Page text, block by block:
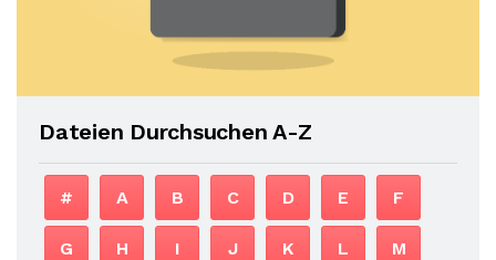
Dateien Durchsuchen A-Z
# A B C D E F
G H I J K L M